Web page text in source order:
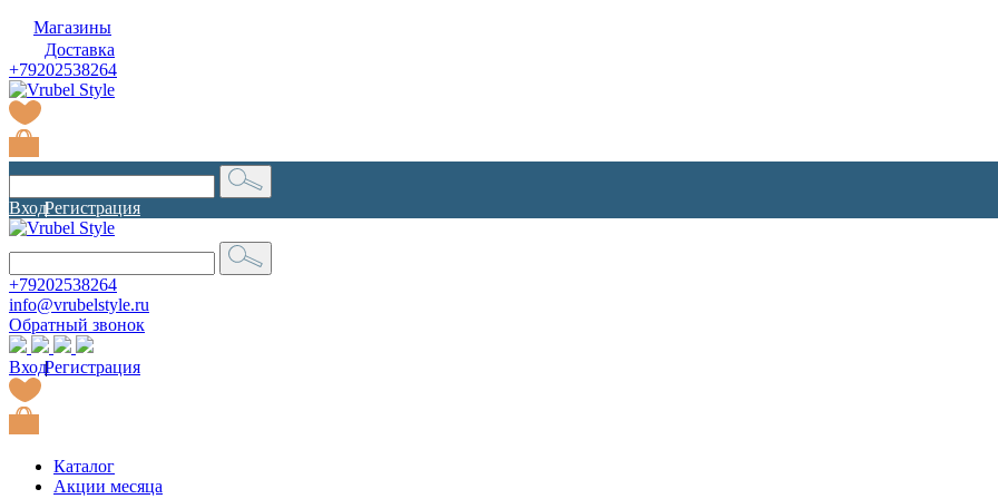
Магазины
Доставка
+79202538264
Вход|
Регистрация
+79202538264
info@vrubelstyle.ru
Обратный звонок
Вход|
Регистрация
Каталог
Акции месяца